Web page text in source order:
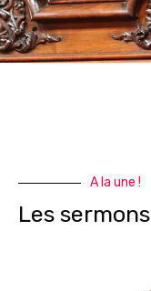
A la une !
Les sermons